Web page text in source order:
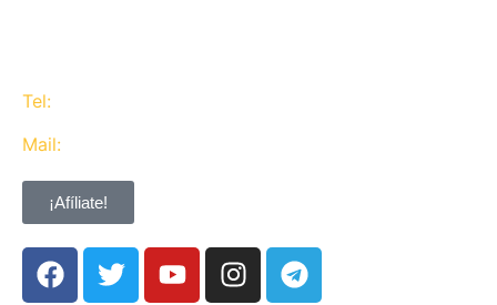
Tel:
Mail:
¡Afíliate!